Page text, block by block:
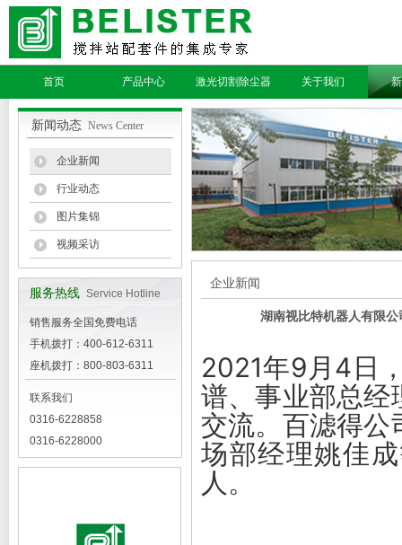
首页 产品中心 激光切割除尘器 关于我们
新闻动态 News Center
企业新闻
行业动态
图片集锦
视频采访
服务热线 Service Hotline
销售服务全国免费电话
手机拨打：400-612-6311
座机拨打：800-803-6311
联系我们
0316-6228858
0316-6228000
企业新闻
湖南视比特机器人有限
2021年9月4日
谱、事业部总经
交流。百滤得公
场部经理姚佳
人。